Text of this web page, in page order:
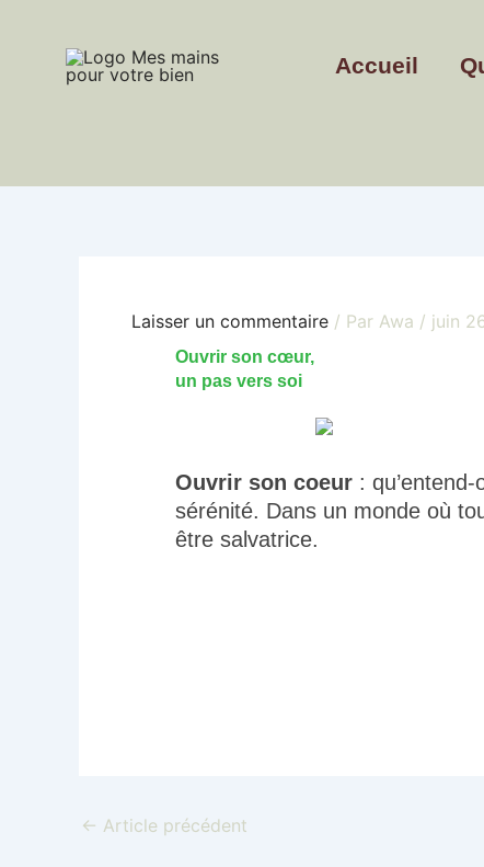
Accueil
Laisser un commentaire / Par Awa / juin
Ouvrir son cœur,
un pas vers soi
Ouvrir son coeur :
sérénité. Dans un monde où
être salvatrice.
← Article précédent